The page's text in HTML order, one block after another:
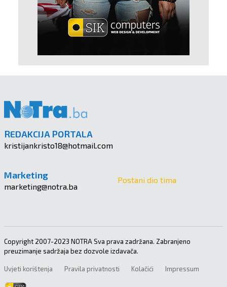
REDAKCIJA PORTALA
kristijankristo18@hotmail.com
Marketing
marketing@notra.ba
Postani dio tima
Copyright 2007-2023 NOTRA Sva prava zadržana. Zabranjeno
preuzimanje sadržaja bez dozvole izdavača.
Uvjeti korištenja Pravila privatnosti Kolačići Impressum